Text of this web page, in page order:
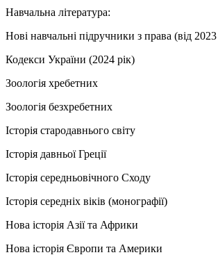
Навчальна література:
Нові навчальні підручники з права (від
Кодекси України (2024 рік)
Зоологія хребетних
Зоологія безхребетних
Історія стародавнього світу
Історія давньої Греції
Історія середньовічного Сходу
Історія середніх віків (монографії)
Нова історія Азії та Африки
Нова історія Європи та Америки